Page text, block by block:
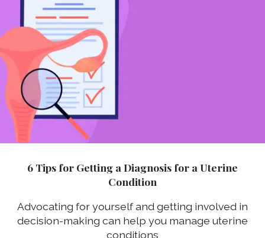
6 Tips for Getting a Diagnosis for a Uterine
Condition
Advocating for yourself and getting involved in
decision-making can help you manage uterine
conditions